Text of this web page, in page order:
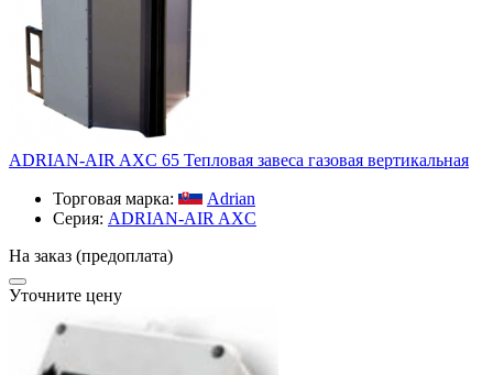
ADRIAN-AIR AXC 65 Тепловая завеса газовая вертикальная
Торговая марка:
Adrian
Серия: ADRIAN-AIR AXC
На заказ (предоплата)
Уточните цену